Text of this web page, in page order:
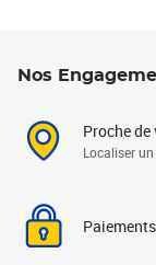
Nos
Proche de
Localiser